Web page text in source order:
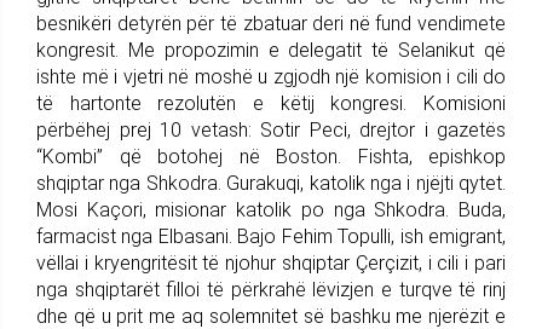
besnikëri detyrën për të zbatuar deri në fund vendimete
kongresit. Me propozimin e delegatit të Selanikut që
ishte më i vjetri në moshë u zgjodh një komision i cili do
të hartonte rezolutën e këtij kongresi. Komisioni
përbëhej prej 10 vetash: Sotir Peci, drejtor i gazetës
“Kombi” që botohej në Boston. Fishta, epishkop
shqiptar nga Shkodra. Gurakuqi, katolik nga i njëjti qytet.
Mosi Kaçori, misionar katolik po nga Shkodra. Buda,
farmacist nga Elbasani. Bajo Fehim Topulli, ish emigrant,
vëllai i kryengritësit të njohur shqiptar Çerçizit, i cili i pari
nga shqiptarët filloi të përkrahë lëvizjen e turqve të rinj
dhe që u prit me aq solemnitet së bashku me njerëzit e